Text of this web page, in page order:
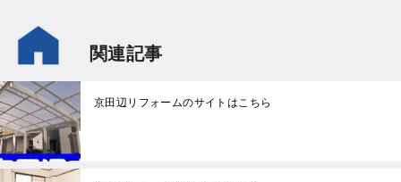
関連記事
京田辺リフォームのサイトはこちら